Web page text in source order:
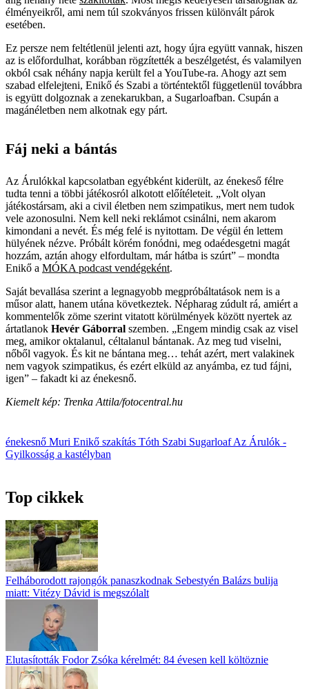
élményeikről, ami nem túl szokványos frissen különvált párok
esetében.
Ez persze nem feltétlenül jelenti azt, hogy újra együtt vannak, hiszen
az is előfordulhat, korábban rögzítették a beszélgetést, és valamilyen
okból csak néhány napja került fel a YouTube-ra. Ahogy azt sem
szabad elfelejteni, Enikő és Szabi a történtektől függetlenül továbbra
is együtt dolgoznak a zenekarukban, a Sugarloafban. Csupán a
magánéletben nem alkotnak egy párt.
Fáj neki a bántás
Az Árulókkal kapcsolatban egyébként kiderült, az énekeső félre
tudta tenni a többi játékosról alkotott előítéleteit. „Volt olyan
játékostársam, aki a civil életben nem szimpatikus, mert nem tudok
vele azonosulni. Nem kell neki reklámot csinálni, nem akarom
kimondani a nevét. És még felé is nyitottam. De végül én lettem
hülyének nézve. Próbált körém fonódni, meg odaédesgetni magát
hozzám, aztán ahogy elfordultam, már hátba is szúrt” – mondta
Enikő a MÓKA podcast vendégeként.
Saját bevallása szerint a legnagyobb megpróbáltatások nem is a
műsor alatt, hanem utána következtek. Népharag zúdult rá, amiért a
kommentelők zöme szerint vitatott körülmények között nyertek az
ártatlanok Hevér Gáborral szemben. „Engem mindig csak az visel
meg, amikor oktalanul, céltalanul bántanak. Az meg tud viselni,
nőből vagyok. És kit ne bántana meg… tehát azért, mert valakinek
nem vagyok szimpatikus, és ezért elküld az anyámba, ez tud fájni,
igen” – fakadt ki az énekesnő.
Kiemelt kép: Trenka Attila/fotocentral.hu
énekesnő Muri Enikő szakítás Tóth Szabi SugarloafAz Árulók -
Gyilkosság a kastélyban
Top cikkek
Felháborodott rajongók panaszkodnak Sebestyén Balázs bulija
miatt: Vitézy Dávid is megszólalt
Elutasították Fodor Zsóka kérelmét: 84 évesen kell költöznie